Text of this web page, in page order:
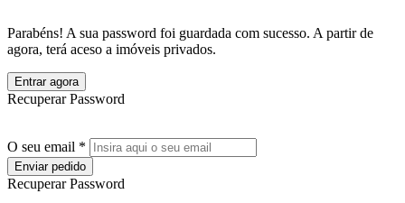
Parabéns! A sua password foi guardada com sucesso. A partir de
agora, terá aceso a imóveis privados.
Entrar agora
Recuperar Password
O seu email *
Enviar pedido
Recuperar Password